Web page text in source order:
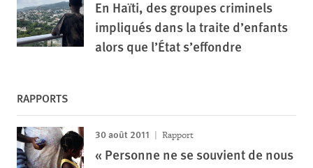
En Haïti, des groupes criminels
impliqués dans la traite d’enfants
alors que l’État s’effondre
RAPPORTS
30 août 2011 Rapport
« Personne ne se souvient de nous